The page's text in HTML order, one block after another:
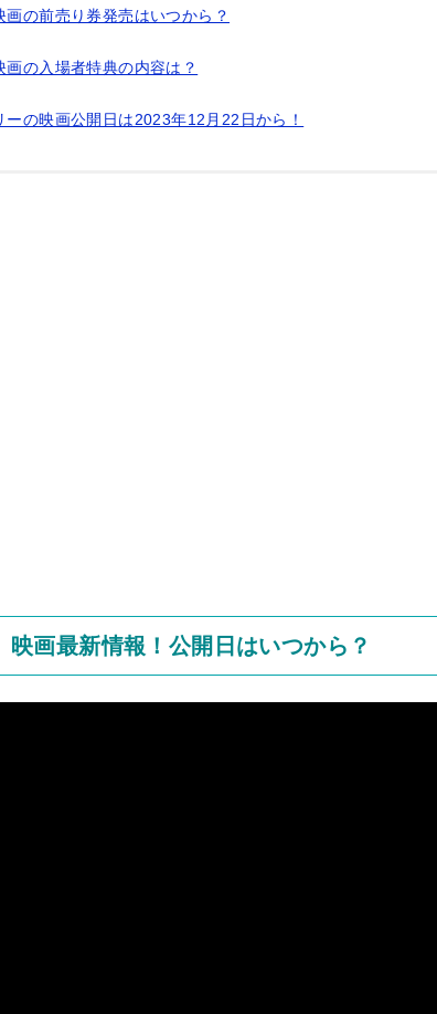
画の前売り券発売はいつから？
画の入場者特典の内容は？
ーの映画公開日は2023年12月22日から！
映画最新情報！公開日はいつから？